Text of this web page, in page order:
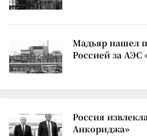
Мадьяр нашел
Россией за АЭС
Россия
Анкориджа»